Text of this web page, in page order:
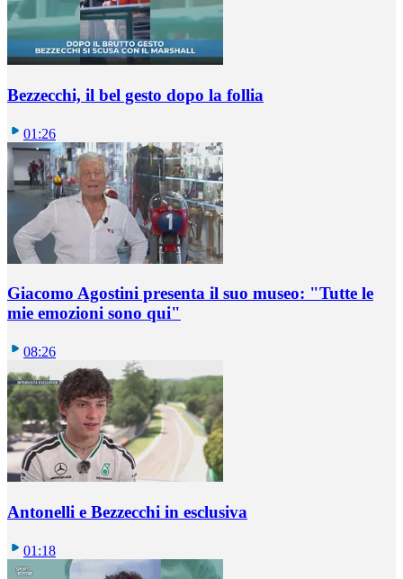
Bezzecchi, il bel gesto dopo la follia
01:26
Giacomo Agostini presenta il suo museo: "Tutte le
mie emozioni sono qui"
08:26
Antonelli e Bezzecchi in esclusiva
01:18